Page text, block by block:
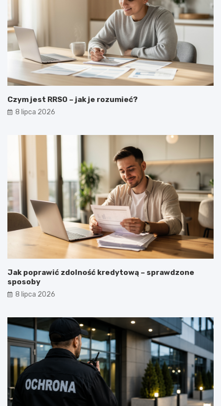
Czym jest RRSO – jak je rozumieć?
8 lipca 2026
Jak poprawić zdolność kredytową – sprawdzone
sposoby
8 lipca 2026